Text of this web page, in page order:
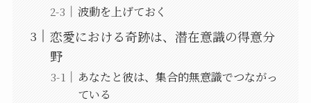
波動を上げておく
恋愛における奇跡は、潜在意識の得意分
野
あなたと彼は、集合的無意識でつながっ
ている